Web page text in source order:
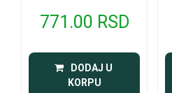
771.00 RSD
DODAJ U
KORPU